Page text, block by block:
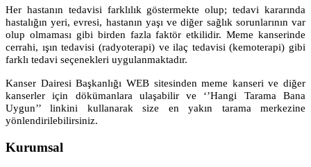
Her hastanın tedavisi farklılık göstermekte olup; tedavi kararında
hastalığın yeri, evresi, hastanın yaşı ve diğer sağlık sorunlarının var
olup olmaması gibi birden fazla faktör etkilidir. Meme kanserinde
cerrahi, ışın tedavisi (radyoterapi) ve ilaç tedavisi (kemoterapi) gibi
farklı tedavi seçenekleri uygulanmaktadır.
Kanser Dairesi Başkanlığı WEB sitesinden meme kanseri ve diğer
kanserler için dökümanlara ulaşabilir ve ‘’Hangi Tarama Bana
Uygun’’ linkini kullanarak size en yakın tarama merkezine
yönlendirilebilirsiniz.
Kurumsal